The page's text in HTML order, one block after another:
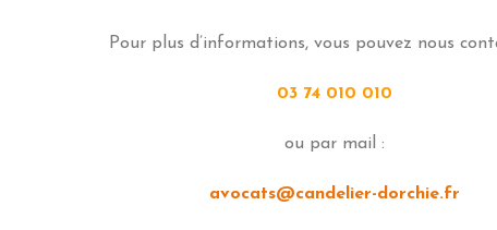
Pour plus d’informations, vous pouvez nous
03 74 010 010
ou par mail :
avocats@candelier-dorchie.fr